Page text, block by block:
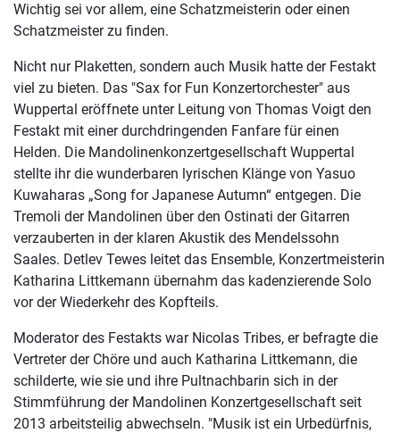
Wichtig sei vor allem, eine Schatzmeisterin oder einen
Schatzmeister zu finden.
Nicht nur Plaketten, sondern auch Musik hatte der Festakt
viel zu bieten. Das "Sax for Fun Konzertorchester" aus
Wuppertal eröffnete unter Leitung von Thomas Voigt den
Festakt mit einer durchdringenden Fanfare für einen
Helden. Die Mandolinenkonzertgesellschaft Wuppertal
stellte ihr die wunderbaren lyrischen Klänge von Yasuo
Kuwaharas „Song for Japanese Autumn“ entgegen. Die
Tremoli der Mandolinen über den Ostinati der Gitarren
verzauberten in der klaren Akustik des Mendelssohn
Saales. Detlev Tewes leitet das Ensemble, Konzertmeisterin
Katharina Littkemann übernahm das kadenzierende Solo
vor der Wiederkehr des Kopfteils.
Moderator des Festakts war Nicolas Tribes, er befragte die
Vertreter der Chöre und auch Katharina Littkemann, die
schilderte, wie sie und ihre Pultnachbarin sich in der
Stimmführung der Mandolinen Konzertgesellschaft seit
2013 arbeitsteilig abwechseln. "Musik ist ein Urbedürfnis,